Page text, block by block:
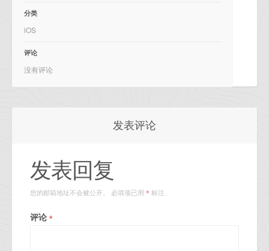
分类
iOS
评论
没有评论
发表评论
发表回复
您的邮箱地址不会被公开。 必填项已用 * 标注
评论 *